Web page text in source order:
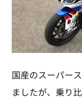
国産のスーパー
ましたが、乗り